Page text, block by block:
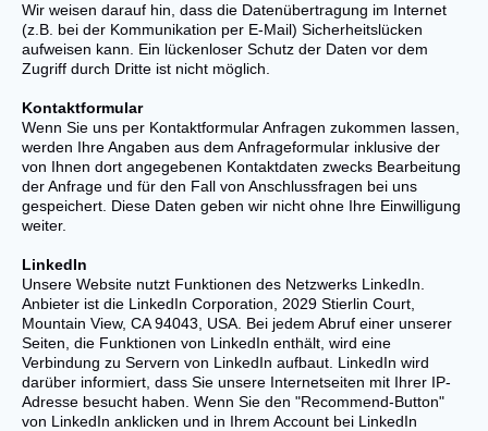
Wir weisen darauf hin, dass die Datenübertragung im Internet
(z.B. bei der Kommunikation per E-Mail) Sicherheitslücken
aufweisen kann. Ein lückenloser Schutz der Daten vor dem
Zugriff durch Dritte ist nicht möglich.
Kontaktformular
Wenn Sie uns per Kontaktformular Anfragen zukommen lassen,
werden Ihre Angaben aus dem Anfrageformular inklusive der
von Ihnen dort angegebenen Kontaktdaten zwecks Bearbeitung
der Anfrage und für den Fall von Anschlussfragen bei uns
gespeichert. Diese Daten geben wir nicht ohne Ihre Einwilligung
weiter.
LinkedIn
Unsere Website nutzt Funktionen des Netzwerks LinkedIn.
Anbieter ist die LinkedIn Corporation, 2029 Stierlin Court,
Mountain View, CA 94043, USA. Bei jedem Abruf einer unserer
Seiten, die Funktionen von LinkedIn enthält, wird eine
Verbindung zu Servern von LinkedIn aufbaut. LinkedIn wird
darüber informiert, dass Sie unsere Internetseiten mit Ihrer IP-
Adresse besucht haben. Wenn Sie den "Recommend-Button"
von LinkedIn anklicken und in Ihrem Account bei LinkedIn